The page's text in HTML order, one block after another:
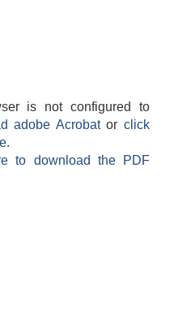
is not configured to
adobe Acrobatorclick
to download the PDF